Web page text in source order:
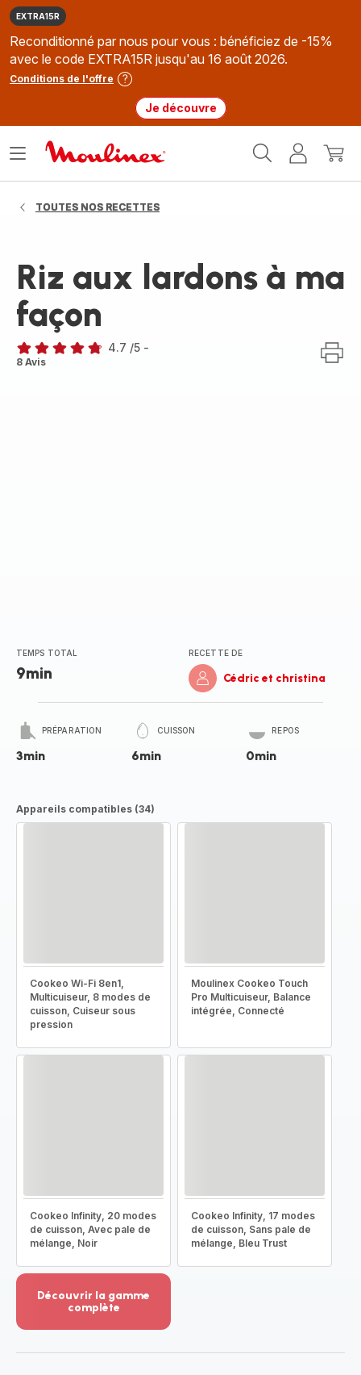
EXTRA15R
Reconditionné par nous pour vous : bénéficiez de -15%
avec le code EXTRA15R jusqu'au 16 août 2026.
Conditions de l'offre
Je découvre
MonMon
Ouvrir
TOUTES NOS RECETTES
Riz aux lardons à ma
façon
ratings.4.7
4.7 /5 -
8 Avis
TEMPS TOTAL
9min
RECETTE DE
Cédric et christina
PRÉPARATION
3min
CUISSON
6min
REPOS
0min
Appareils compatibles (34)
Cookeo Wi-Fi 8en1,
Multicuiseur, 8 modes de
cuisson, Cuiseur sous
pression
Moulinex Cookeo Touch
Pro Multicuiseur, Balance
intégrée, Connecté
Cookeo Infinity, 20 modes
de cuisson, Avec pale de
mélange, Noir
Cookeo Infinity, 17 modes
de cuisson, Sans pale de
mélange, Bleu Trust
Découvrir la gamme
complète
-